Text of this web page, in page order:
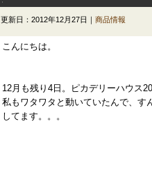
更新日：2012年12月27日｜ 商品情報
こんにちは。
12月も残り4日。ピカデリーハウス
私もワタワタと動いていたんで、す
してます。。。